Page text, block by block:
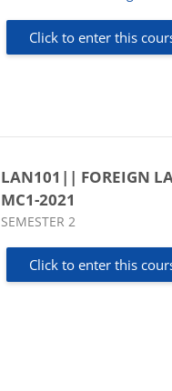
Click to enter this
LAN101|| FOREIGN
MC1-2021
Course category
SEMESTER 2
Click to enter this